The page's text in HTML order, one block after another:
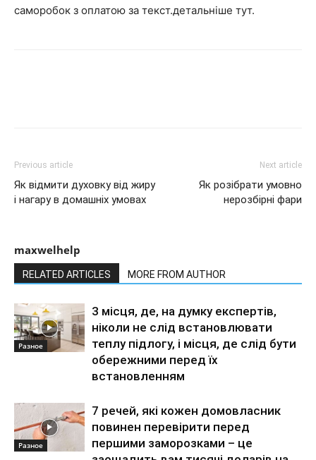
саморобок з оплатою за текст.детальніше тут.
Previous article
Як відмити духовку від жиру
і нагару в домашніх умовах
Next article
Як розібрати умовно
нерозбірні фари
maxwelhelp
RELATED ARTICLES MORE FROM AUTHOR
Разное
3 місця, де, на думку експертів,
ніколи не слід встановлювати
теплу підлогу, і місця, де слід бути
обережними перед їх
встановленням
Разное
7 речей, які кожен домовласник
повинен перевірити перед
першими заморозками – це